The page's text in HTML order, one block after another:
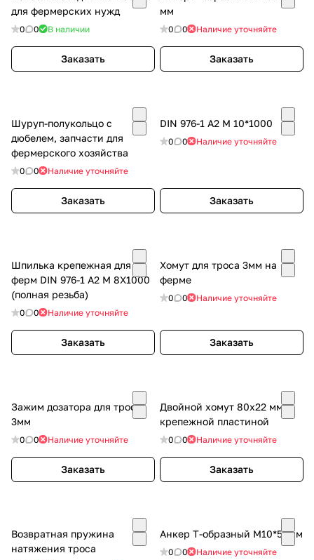
для фермерских нужд
0 0 В наличии
Заказать
мм
0 0 Наличие уточняйте
Заказать
Шуруп-полукольцо с
дюбелем, запчасти для
фермерского хозяйства
0 0 Наличие уточняйте
Заказать
DIN 976-1 A2 M 10*1000
0 0 Наличие уточняйте
Заказать
Шпилька крепежная для
ферм DIN 976-1 A2 M 8X1000
(полная резьба)
0 0 Наличие уточняйте
Заказать
Хомут для троса 3мм на
ферме
0 0 Наличие уточняйте
Заказать
Зажим дозатора для троса
3мм
0 0 Наличие уточняйте
Заказать
Двойной хомут 80x22 мм с
крепежной пластиной
0 0 Наличие уточняйте
Заказать
Возвратная пружина
натяжения троса
Анкер Т-образный M10*50мм
0 0 Наличие уточняйте